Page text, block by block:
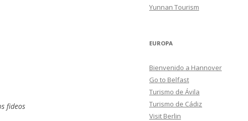
fideos
Yunnan Tourism
EUROPA
Bienvenido a Hannover
Go to Belfast
Turismo de Ávila
Turismo de Cádiz
Visit Berlin